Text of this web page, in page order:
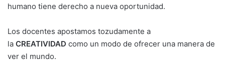
humano tiene derecho a nueva oportunidad.
Los docentes apostamos tozudamente a
la CREATIVIDAD como un modo de ofrecer una manera de
ver el mundo.